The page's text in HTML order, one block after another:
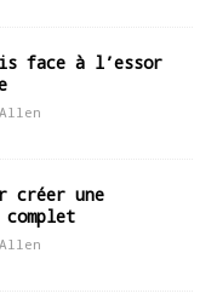
face à l’essor
créer une